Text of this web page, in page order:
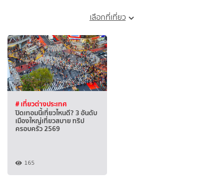
เลือกที่เที่ยว
# เที่ยวต่างประเทศ
ปิดเทอมนี้เที่ยวไหนดี? 3 อันดับ
เมืองใหญ่เที่ยวสบาย ทริป
ครอบครัว 2569
165